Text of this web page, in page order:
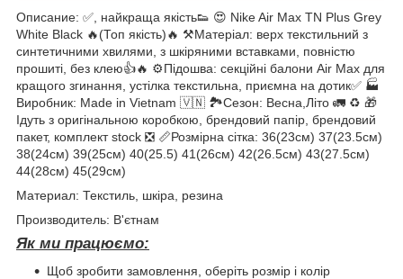
Описание: ✅, найкраща якість👟 😍 Nike Air Max TN Plus Grey
White Black 🔥(Топ якість)🔥 ⚒️Матеріал: верх текстильний з
синтетичними хвилями, з шкіряними вставками, повністю
прошиті, без клею👍🔥 ⚙️Підошва: секційні балони Air Max для
кращого згинання, устілка текстильна, приємна на дотик✅ 🏭
Виробник: Made in Vietnam 🇻🇳 🏞Сезон: Весна,Літо 🚛 ♻️ 🎁
Ідуть з оригінальною коробкою, брендовий папір, брендовий
пакет, комплект stock ❎ 📏Розмірна сітка: 36(23см) 37(23.5см)
38(24см) 39(25см) 40(25.5) 41(26см) 42(26.5см) 43(27.5см)
44(28см) 45(29см)
Материал: Текстиль, шкіра, резина
Производитель: В'єтнам
Як ми працюємо:
Щоб зробити замовлення, оберіть розмір і колір